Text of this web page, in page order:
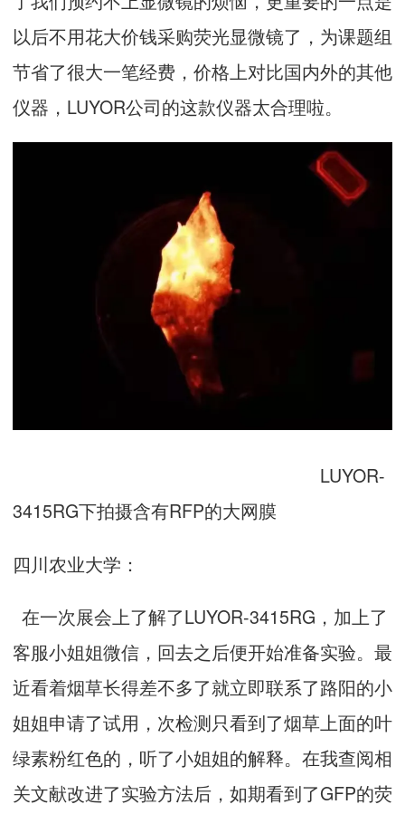
以后不用花大价钱采购荧光显微镜了，为课题组
节省了很大一笔经费，价格上对比国内外的其他
仪器，LUYOR公司的这款仪器太合理啦。
LUYOR-
3415RG下拍摄含有RFP的大网膜
四川农业大学：
在一次展会上了解了LUYOR-3415RG，加上了
客服小姐姐微信，回去之后便开始准备实验。最
近看着烟草长得差不多了就立即联系了路阳的小
姐姐申请了试用，次检测只看到了烟草上面的叶
绿素粉红色的，听了小姐姐的解释。在我查阅相
关文献改进了实验方法后，如期看到了GFP的荧